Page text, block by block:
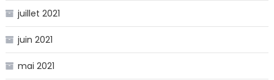
juillet 2021
juin 2021
mai 2021